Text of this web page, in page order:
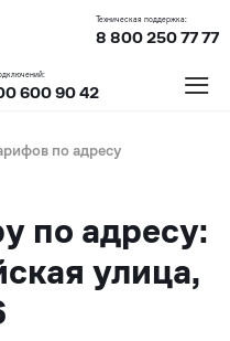
Техническая поддержка:
8 800 250 77 77
600 90 42 ≡
по адресу
по адресу:
улица,